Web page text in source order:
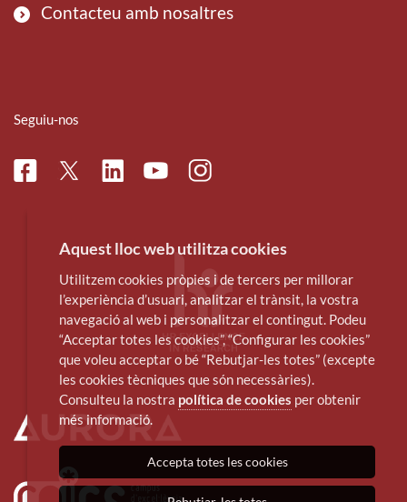
Contacteu amb nosaltres
Seguiu-nos
FacebookTwitterLinkedinYoutubeInstagram
Aquest lloc web utilitza cookies
Utilitzem cookies pròpies i de tercers per millorar
l’experiència d’usuari, analitzar el trànsit, la vostra
navegació al web i personalitzar el contingut. Podeu
“Acceptar totes les cookies”, “Configurar les cookies”
que voleu acceptar o bé “Rebutjar-les totes” (excepte
les cookies tècniques que són necessàries).
Consulteu la nostra política de cookies per obtenir
més informació.
Accepta totes les cookies